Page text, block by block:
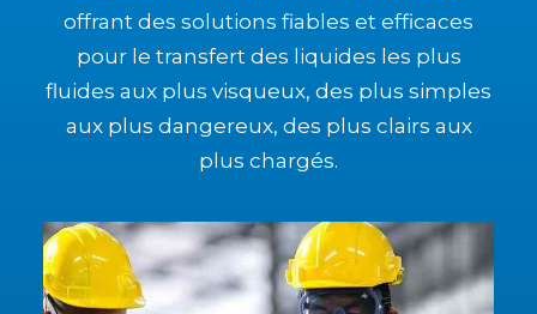
offrant des solutions fiables et efficaces
pour le transfert des liquides les plus
fluides aux plus visqueux, des plus simples
aux plus dangereux, des plus clairs aux
plus chargés.